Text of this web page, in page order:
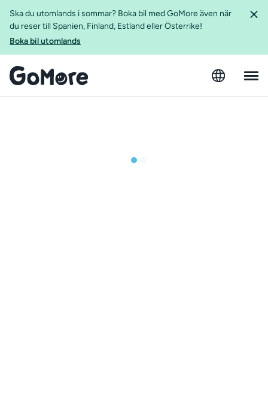
Ska du utomlands i sommar? Boka bil med GoMore även när
du reser till Spanien, Finland, Estland eller Österrike!
Boka bil utomlands